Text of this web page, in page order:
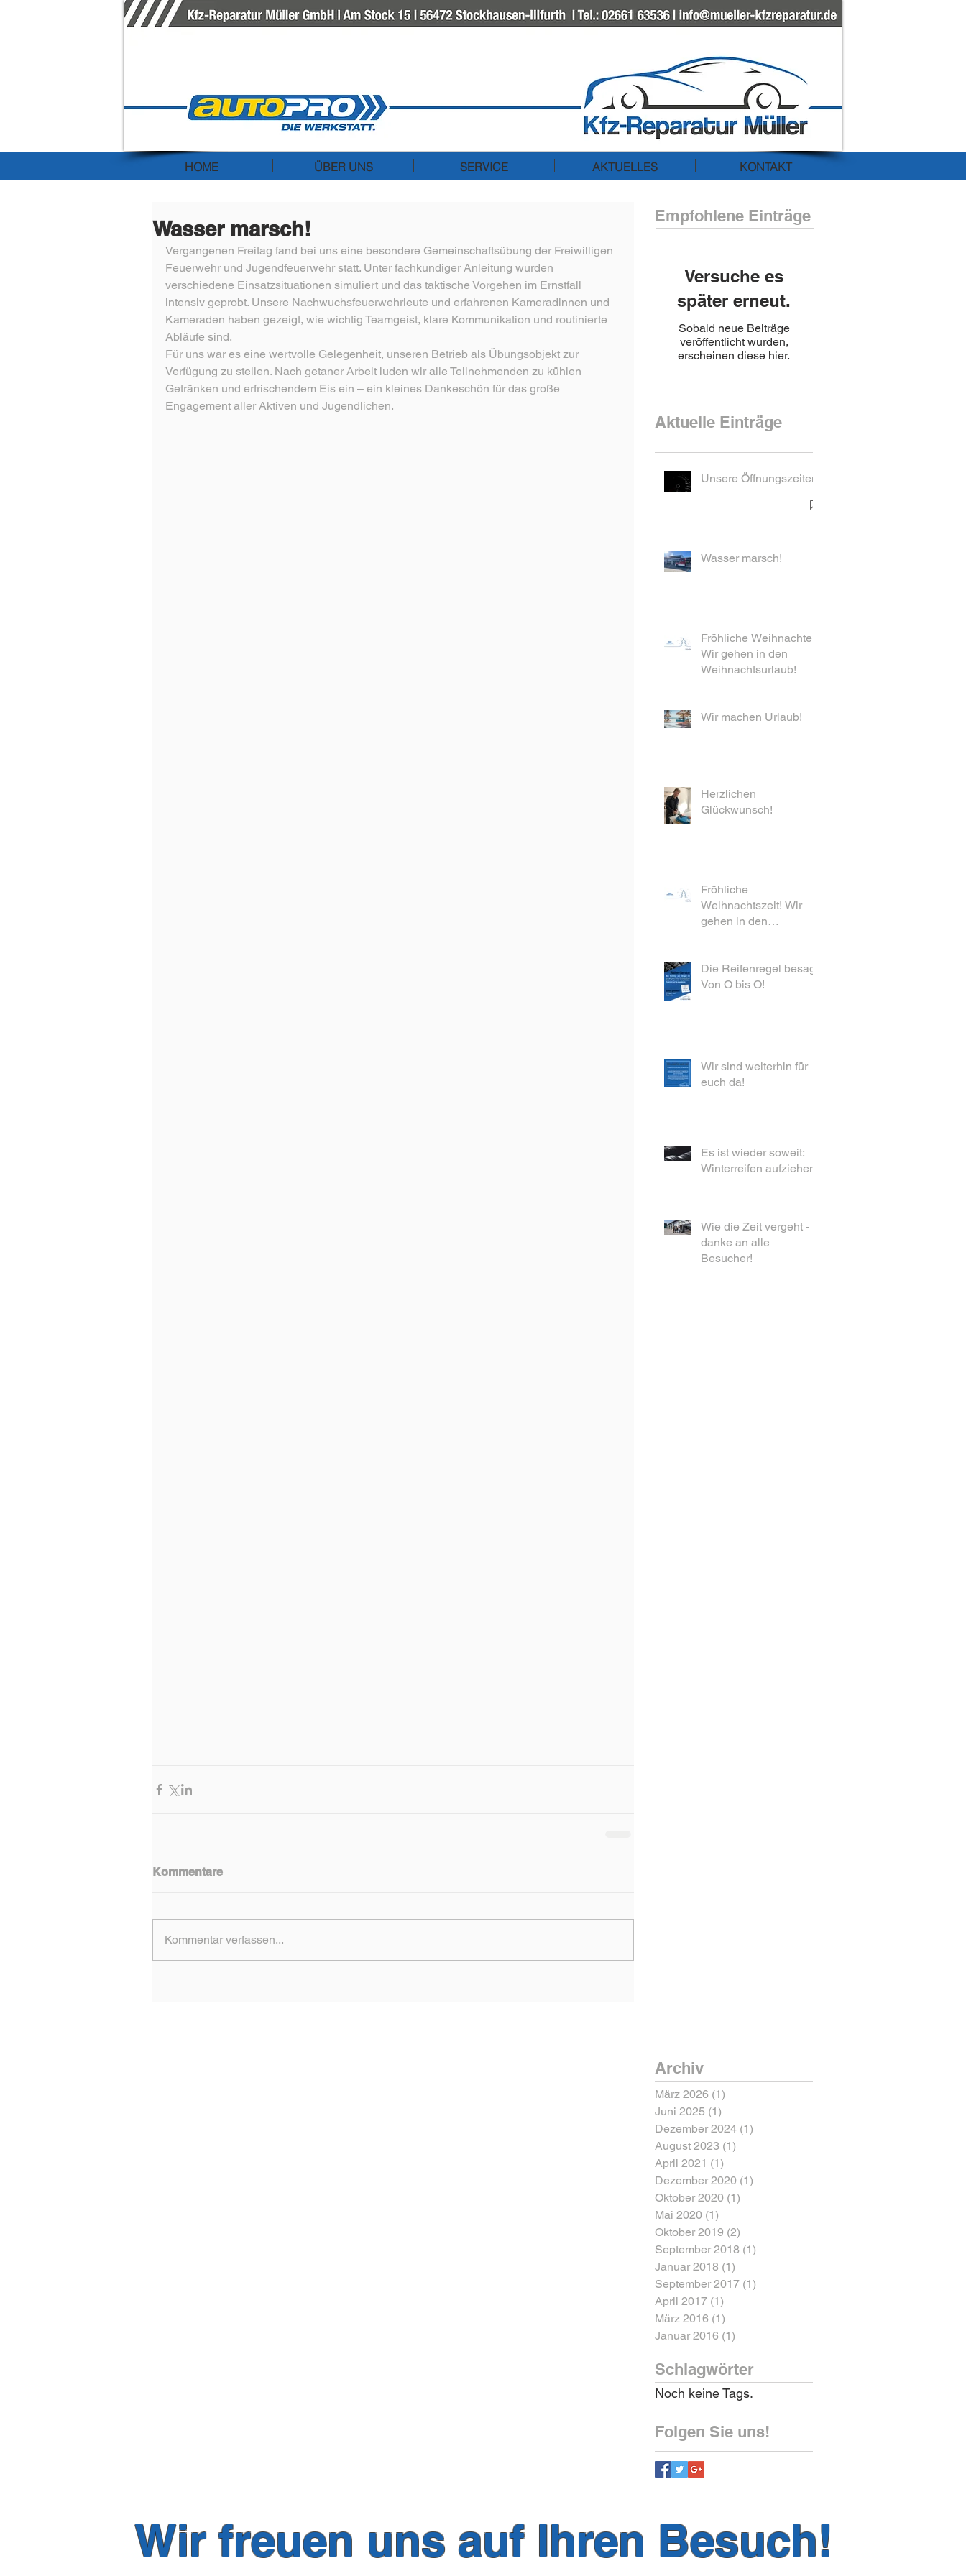
E-Mail:kfzrep-mueller@t-online.de
HOME ÜBER UNS SERVICE AKTUELLES KONTAKT
Wasser marsch!
Vergangenen Freitag fand bei uns eine besondere Gemeinschaftsübung der Freiwilligen
Feuerwehr und Jugendfeuerwehr statt. Unter fachkundiger Anleitung wurden
verschiedene Einsatzsituationen simuliert und das taktische Vorgehen im Ernstfall
intensiv geprobt. Unsere Nachwuchs­feuerwehr­leute und erfahrenen Kameradinnen und
Kameraden haben gezeigt, wie wichtig Teamgeist, klare Kommunikation und routinierte
Abläufe sind.
Für uns war es eine wertvolle Gelegenheit, unseren Betrieb als Übungsobjekt zur
Verfügung zu stellen. Nach getaner Arbeit luden wir alle Teilnehmenden zu kühlen
Getränken und erfrischendem Eis ein – ein kleines Dankeschön für das große
Engagement aller Aktiven und Jugendlichen.
Kommentare
Kommentar verfassen...
Empfohlene Einträge
Versuche es
später erneut.
Sobald neue Beiträge
veröffentlicht wurden,
erscheinen diese hier.
Aktuelle Einträge
Unsere Öffnungszeiten
Wasser marsch!
Fröhliche Weihnachten!
Wir gehen in den
Weihnachtsurlaub!
Wir machen Urlaub!
Herzlichen
Glückwunsch!
Fröhliche
Weihnachtszeit! Wir
gehen in den
Die Reifenregel besagt:
Von O bis O!
Wir sind weiterhin für
euch da!
Es ist wieder soweit:
Winterreifen aufziehen
Wie die Zeit vergeht -
danke an alle
Besucher!
Archiv
März 2026 (1)
Juni 2025 (1)
Dezember 2024 (1)
August 2023 (1)
April 2021 (1)
Dezember 2020 (1)
Oktober 2020 (1)
Mai 2020 (1)
Oktober 2019 (2)
September 2018 (1)
Januar 2018 (1)
September 2017 (1)
April 2017 (1)
März 2016 (1)
Januar 2016 (1)
Schlagwörter
Noch keine Tags.
Folgen Sie uns!
Wir freuen uns auf Ihren Besuch!